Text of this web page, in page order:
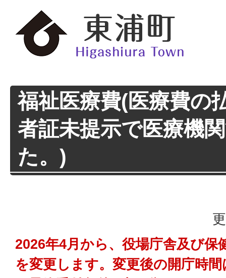
福祉医療費(医療費の
者証未提示で医療機
た。)
2026年4月から、役場庁舎及び保
を変更します。変更後の開庁時